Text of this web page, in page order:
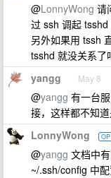
@LonnyWong 请
过 ssh 调起 tsshd
另外如果用 tssh
tsshd 就没关系了
yangg May 8
@yangg 有一台
接，这样都不知
LonnyWong OP
@yangg 文档中
~/.ssh/config 中